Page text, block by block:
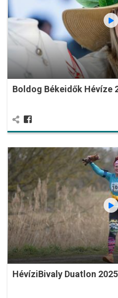
Boldog Békeidők Hévíze
HévíziBivaly Duatlon 2025